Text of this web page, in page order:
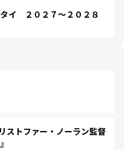
イ ２０２７～２０２８
ストファー・ノーラン監督